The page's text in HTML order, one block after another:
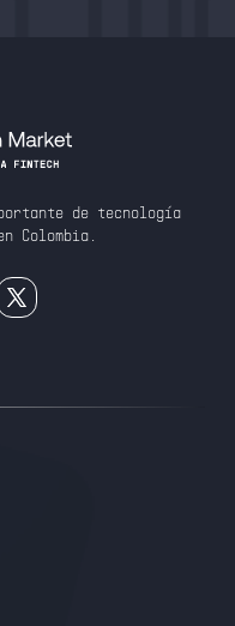
de tecnología
Colombia.